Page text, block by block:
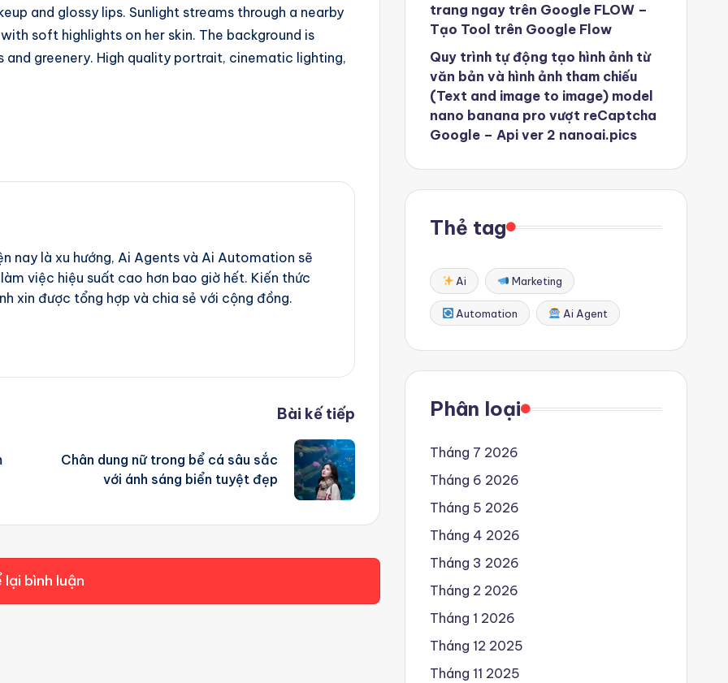
and glossy lips. Sunlight streams through a nearby
soft highlights on her skin. The background is
greenery. High quality portrait, cinematic lighting,
nay là xu hướng, Ai Agents và Ai Automation sẽ
việc hiệu suất cao hơn bao giờ hết. Kiến thức
xin được tổng hợp và chia sẻ với cộng đồng.
Bài kế tiếp
Chân dung nữ trong bể cá sâu sắc
với ánh sáng biển tuyệt đẹp
bình luận
trang ngay trên Google FLOW –
Tạo Tool trên Google Flow
Quy trình tự động tạo hình ảnh từ
văn bản và hình ảnh tham chiếu
(Text and image to image) model
nano banana pro vượt reCaptcha
Google – Api ver 2 nanoai.pics
Thẻ tag
Ai Marketing
Automation Ai Agent
Phân loại
Tháng 7 2026
Tháng 6 2026
Tháng 5 2026
Tháng 4 2026
Tháng 3 2026
Tháng 2 2026
Tháng 1 2026
Tháng 12 2025
Tháng 11 2025